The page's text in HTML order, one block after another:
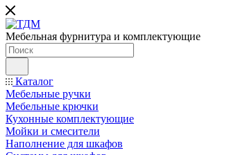
Мебельная фурнитура и комплектующие
Каталог
Мебельные ручки
Мебельные крючки
Кухонные комплектующие
Мойки и смесители
Наполнение для шкафов